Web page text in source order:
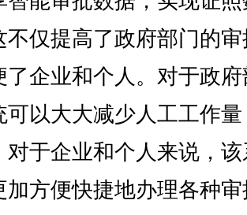
不仅提高了政府部门的
了企业和个人。对于政
可以大大减少人工工作
对于企业和个人来说，
加方便快捷地办理各种